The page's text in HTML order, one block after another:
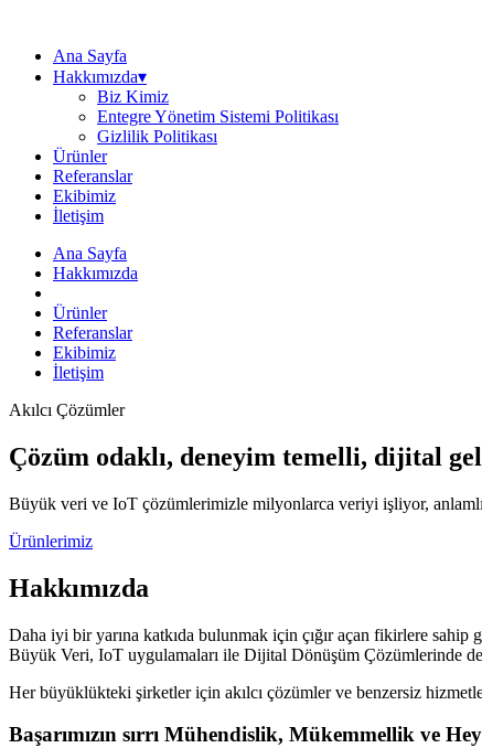
Ana Sayfa
Hakkımızda▾
Biz Kimiz
Entegre Yönetim Sistemi Politikası
Gizlilik Politikası
Ürünler
Referanslar
Ekibimiz
İletişim
Ana Sayfa
Hakkımızda
Ürünler
Referanslar
Ekibimiz
İletişim
Akılcı Çözümler
Çözüm odaklı, deneyim temelli, dijital
Büyük veri ve IoT çözümlerimizle milyonlarca veriyi işliyor,
Ürünlerimiz
Hakkımızda
Daha iyi bir yarına katkıda bulunmak için çığır açan fikirlere
Büyük Veri, IoT uygulamaları ile Dijital Dönüşüm Çözümlerinde
Her büyüklükteki şirketler için akılcı çözümler ve benzersiz
Başarımızın sırrı Mühendislik, Mükemmellik ve